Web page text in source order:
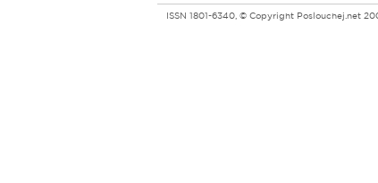
ISSN 1801-6340, © Copyright Poslouchej.net